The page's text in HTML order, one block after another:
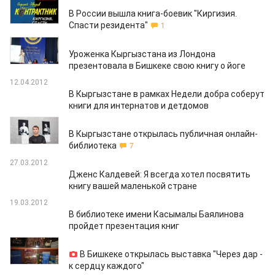
21.04.2012
В России вышла книга-боевик "Киргизия.
Спасти резидента"
1
12.04.2012
Уроженка Кыргызстана из Лондона
презентовала в Бишкеке свою книгу о йоге
12.04.2012
В Кыргызстане в рамках Недели добра соберут
книги для интернатов и детдомов
09.04.2012
В Кыргызстане открылась публичная онлайн-
библиотека
7
27.03.2012
Дженс Калдевей: Я всегда хотел посвятить
книгу вашей маленькой стране
19.03.2012
В библиотеке имени Касымалы Баялинова
пройдет презентация книг
12.03.2012
В Бишкеке открылась выставка "Через дар -
к сердцу каждого"